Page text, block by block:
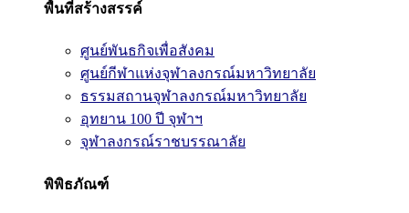
พื้นที่สร้างสรรค์
ศูนย์พันธกิจเพื่อสังคม
ศูนย์กีฬาแห่งจุฬาลงกรณ์มหาวิทยาลัย
ธรรมสถานจุฬาลงกรณ์มหาวิทยาลัย
อุทยาน 100 ปี จุฬาฯ
จุฬาลงกรณ์ราชบรรณาลัย
พิพิธภัณฑ์